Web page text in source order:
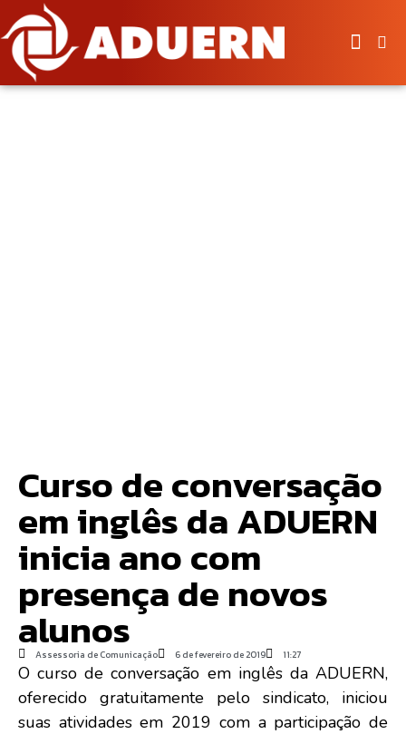
Curso de conversação
em inglês da ADUERN
inicia ano com
presença de novos
alunos
Assessoria de Comunicação 6 de fevereiro de 2019 11:27
O curso de conversação em inglês da ADUERN,
oferecido gratuitamente pelo sindicato, iniciou
suas atividades em 2019 com a participação de